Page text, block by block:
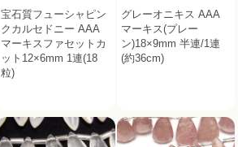
宝石質フューシャピン
クカルセドニー AAA
マーキスファセットカ
ット12×6mm 1連(18
粒)
グレーオニキス AAA
マーキス(プレー
ン)18×9mm 半連/1連
(約36cm)